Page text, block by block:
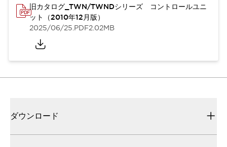
旧カタログ_TWN/TWNDシリーズ コントロールユニ
ット（2010年12月版）
2025/06/25.PDF2.02MB
ダウンロード